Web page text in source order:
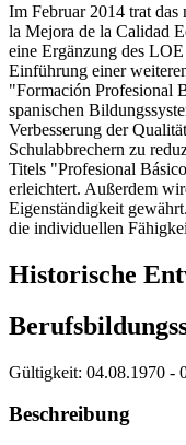
Im Februar 2014 trat
la Mejora de la Calidad
eine Ergänzung des
Einführung einer
"Formación Profesional
spanischen
Verbesserung der
Schulabbrechern zu
Titels "Profesional
erleichtert. Außerdem
Eigenständigkeit
die individuellen
Historische
Gültigkeit: 04.08.1970 -
Beschreibung